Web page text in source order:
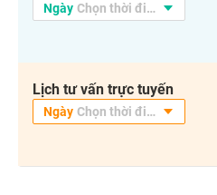
Lịch tư vấn trực tuyến